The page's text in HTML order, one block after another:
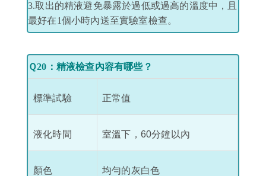
3.取出的精液避免暴露於過低或過高的溫度中，且
最好在1個小時內送至實驗室檢查。
Ｑ20：精液檢查內容有哪些？
標準試驗 正常值
液化時間 室溫下，60分鐘以內
顏色 均勻的灰白色